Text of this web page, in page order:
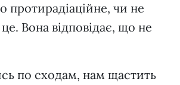
протирадіаційне, чи не
Вона відповідає, що не
по сходам, нам щастить